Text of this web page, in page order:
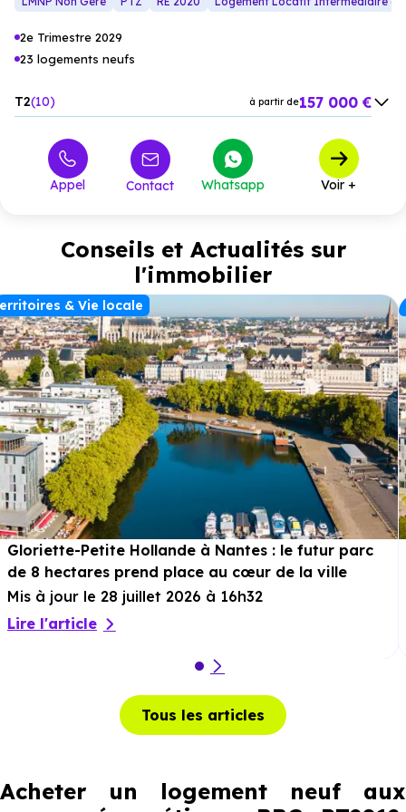
2e Trimestre 2029
23 logements neufs
T2 10 à partir de157 000 €
à partir de 261 000 €
à partir de 314 000 €
Appel Contact Whatsapp Voir +
Conseils et Actualités sur
l'immobilier
& Vie locale
Gloriette-Petite Hollande à Nantes : le futur parc
de 8 hectares prend place au cœur de la ville
Mis à jour le 28 juillet 2026 à 16h32
Lire l'article
Tous les articles
Acheter un logement neuf aux